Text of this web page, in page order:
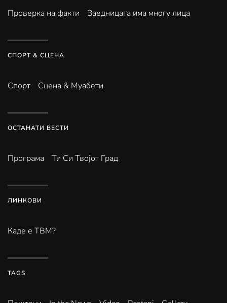
Проверка на факти
Заедницата има многу лица
СПОРТ & СЦЕНА
Спорт Сцена & Муабети
ОСТАНАТИ ВЕСТИ
Програма Ти Си Твојот Град
ЛИНКОВИ
Каде е ТВМ?
TAGS